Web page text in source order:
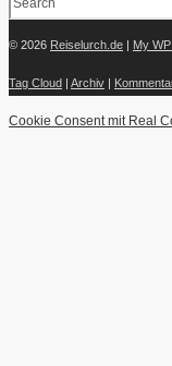
© 2026 Reiselurch.de My
Tag Cloud Archiv
Cookie Consent mit Real